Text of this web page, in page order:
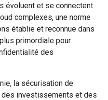
évoluent et se connectent
complexes, une norme
établie et reconnue dans
primordiale pour
des
la sécurisation de
des investissements et des